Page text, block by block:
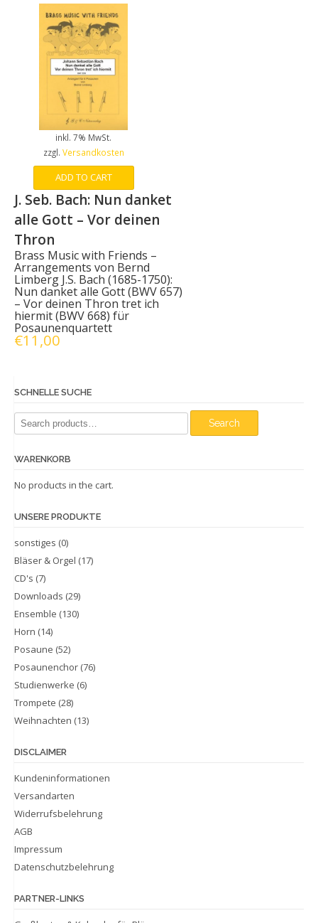
inkl. 7% MwSt.
zzgl. Versandkosten
ADD TO CART
J. Seb. Bach: Nun danket
alle Gott – Vor deinen
Thron
Brass Music with Friends –
Arrangements von Bernd
Limberg J.S. Bach (1685-1750):
Nun danket alle Gott (BWV 657)
– Vor deinen Thron tret ich
hiermit (BWV 668) für
Posaunenquartett
€11,00
SCHNELLE SUCHE
Search
for:
Search
WARENKORB
No products in the cart.
UNSERE PRODUKTE
sonstiges (0)
Bläser & Orgel (17)
CD's (7)
Downloads (29)
Ensemble (130)
Horn (14)
Posaune (52)
Posaunenchor (76)
Studienwerke (6)
Trompete (28)
Weihnachten (13)
DISCLAIMER
Kundeninformationen
Versandarten
Widerrufsbelehrung
AGB
Impressum
Datenschutzbelehrung
PARTNER-LINKS